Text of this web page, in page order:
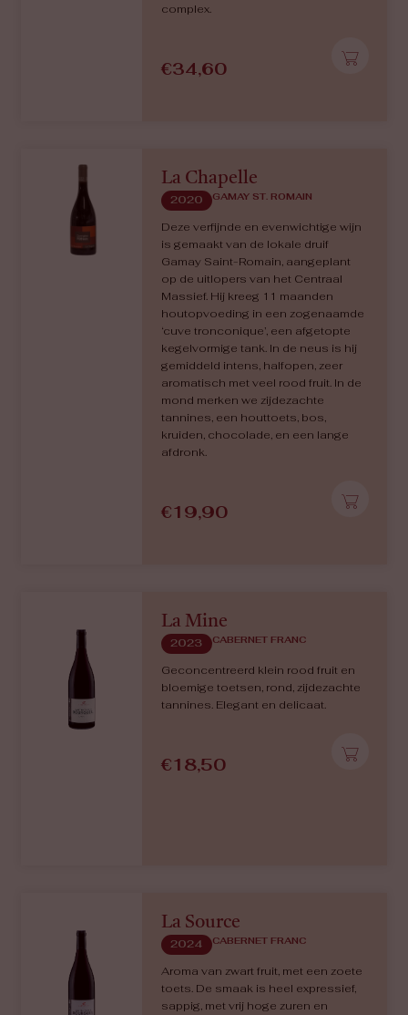
complex.
€34,60
La Chapelle
2020 GAMAY ST. ROMAIN
Deze verfijnde en evenwichtige wijn
is gemaakt van de lokale druif
Gamay Saint-Romain, aangeplant
op de uitlopers van het Centraal
Massief. Hij kreeg 11 maanden
houtopvoeding in een zogenaamde
‘cuve tronconique’, een afgetopte
kegelvormige tank. In de neus is hij
gemiddeld intens, halfopen, zeer
aromatisch met veel rood fruit. In de
mond merken we zijdezachte
tannines, een houttoets, bos,
kruiden, chocolade, en een lange
afdronk.
€19,90
La Mine
2023 CABERNET FRANC
Geconcentreerd klein rood fruit en
bloemige toetsen, rond, zijdezachte
tannines. Elegant en delicaat.
€18,50
La Source
2024 CABERNET FRANC
Aroma van zwart fruit, met een zoete
toets. De smaak is heel expressief,
sappig, met vrij hoge zuren en